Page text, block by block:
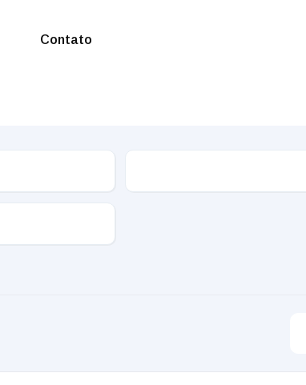
Contato